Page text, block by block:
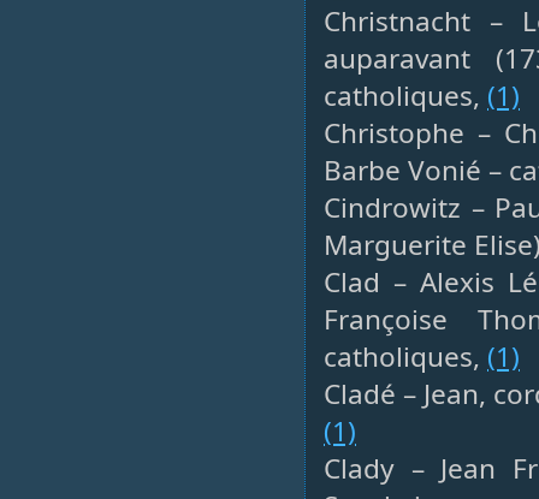
Christnacht –
auparavant
catholiques, (1)
Christophe –
Barbe Vonié –
Cindrowitz –
Marguerite
Clad – Alexis
Françoise
catholiques, (1)
Cladé – Jean,
(1)
Clady – Jean